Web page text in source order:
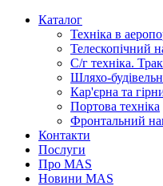
Каталог
Техніка в
Телескопічний
С/г техніка.
Шляхо-
Кар'єрна та
Портова техніка
Фронтальний
Контакти
Послуги
Про MAS
Новини MAS